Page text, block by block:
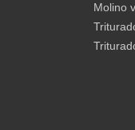
Molino